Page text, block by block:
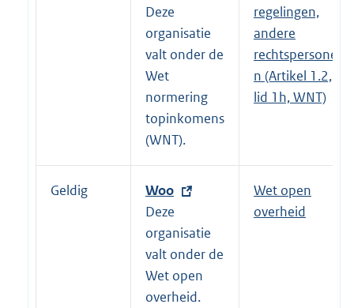
t
e
r
n
e
l
i
n
k
:
Deze
organisatie
valt onder de
Wet
normering
topinkomens
(WNT).
regelingen,
andere
rechtspersone
n (Artikel 1.2,
lid 1h, WNT)
Geldig
E
x
t
e
r
n
Woo
Deze
organisatie
valt onder de
Wet open
overheid.
Wet open
overheid